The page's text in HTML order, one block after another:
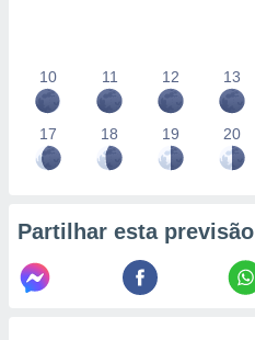
10 11 12 13
17 18 19 20
Partilhar esta previsão